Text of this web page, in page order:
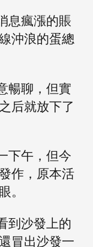
息瘋漲的賬
沖浪的蛋總
暢聊，但實
后就放下了
下午，但今
作，原本活
。
到沙發上的
冒出沙發一